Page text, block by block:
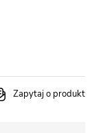
Zapytaj o produkt